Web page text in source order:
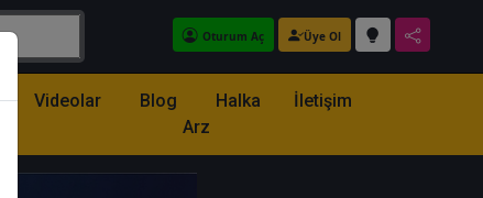
Oturum Aç Üye Ol
Videolar Blog
Halka
Arz
İletişim